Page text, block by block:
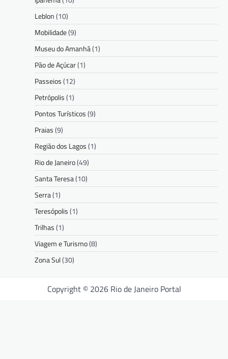
Leblon(10)
Mobilidade(9)
Museu do Amanhã(1)
Pão de Açúcar(1)
Passeios(12)
Petrópolis(1)
Pontos Turísticos(9)
Praias(9)
Região dos Lagos(1)
Rio de Janeiro(49)
Santa Teresa(10)
Serra(1)
Teresópolis(1)
Trilhas(1)
Viagem e Turismo(8)
Zona Sul(30)
Copyright © 2026 Rio de Janeiro Portal